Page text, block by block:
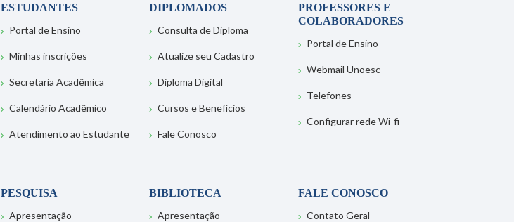
ESTUDANTES
Portal de Ensino
Minhas inscrições
Secretaria Acadêmica
Calendário Acadêmico
Atendimento ao Estudante
DIPLOMADOS
Consulta de Diploma
Atualize seu Cadastro
Diploma Digital
Cursos e Benefícios
Fale Conosco
PROFESSORES E
COLABORADORES
Portal de Ensino
Webmail Unoesc
Telefones
Configurar rede Wi-fi
PESQUISA
Apresentação
BIBLIOTECA
Apresentação
FALE CONOSCO
Contato Geral